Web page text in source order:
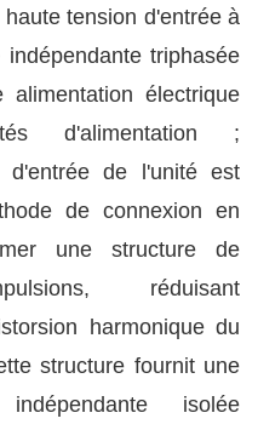
tension d'entrée à
triphasée
électrique
d'alimentation ;
d'entrée de l'unité est
de connexion en
une structure de
réduisant
harmonique du
structure fournit une
isolée